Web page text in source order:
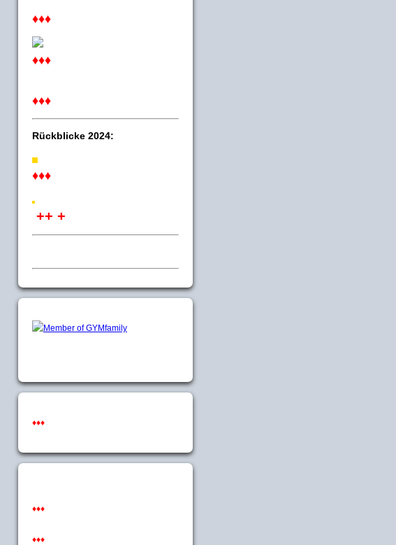
♦♦♦
♦♦♦
♦♦♦
Rückblicke 2024:
♦♦♦
++ +
♦♦♦
♦♦♦
♦♦♦